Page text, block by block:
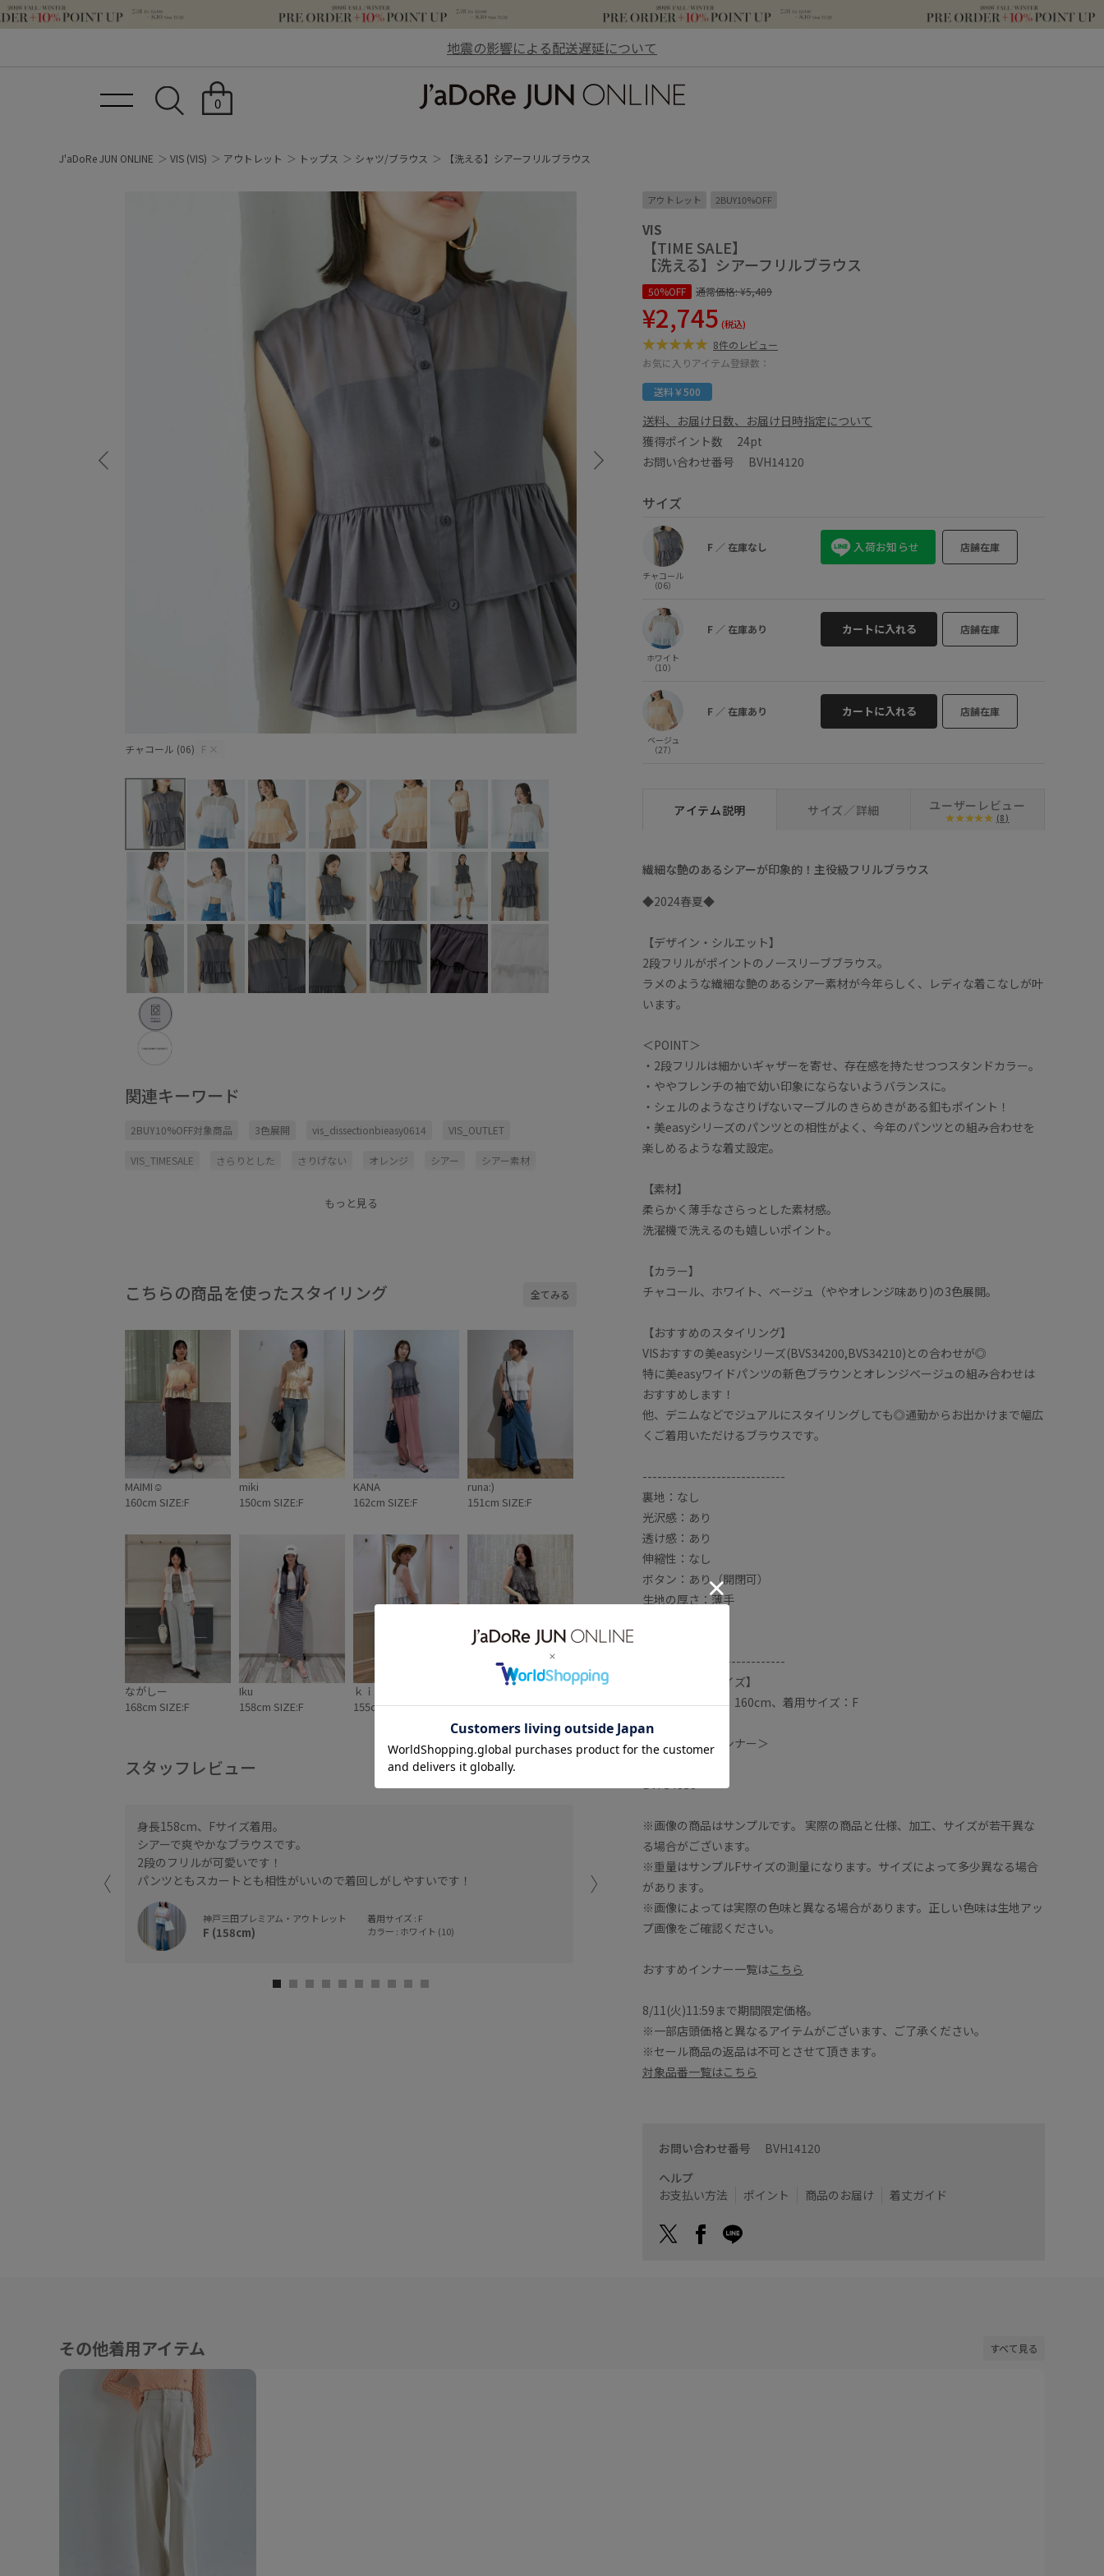
地震の影響による配送遅延について
0
J'aDoRe JUN ONLINE VIS (VIS) アウトレット トップス シャツ/ブラウス 【洗える】シアーフリルブラウス
チャコール (06) F × F○
関連キーワード
2BUY10%OFF対象商品 3色展開 vis_dissectionbieasy0614 VIS_OUTLET
VIS_TIMESALE さらりとした さりげない オレンジ シアー シアー素材
もっと見る
こちらの商品を使ったスタイリング 全てみる
MAIMI☺︎
160cm SIZE:F
miki
150cm SIZE:F
KANA
162cm SIZE:F
runa:)
151cm SIZE:F
ながしー
168cm SIZE:F
Iku
158cm SIZE:F
ｋｉｅ
155cm SIZE:F
157cm SIZE:F
スタッフレビュー
身長158cm、Fサイズ着用。
シアーで爽やかなブラウスです。
2段のフリルが可愛いです！
パンツともスカートとも相性がいいので着回しがしやすいです！
神戸三田プレミアム・アウトレット
F (158cm)
着用サイズ : F
カラー : ホワイト (10)
ウエスト位置の切り替えでスタイルアップできます。
腰が隠れるくらいの長さで、前開きなので羽織りとしても使えます。
鹿児島山形屋
miki (150cm)
アウトレット 2BUY10%OFF
VIS
【TIME SALE】
【洗える】シアーフリルブラウス
50%OFF 通常価格:¥5,489
¥2,745 (税込)
8件のレビュー
お気に入りアイテム登録数：
送料￥500
送料、お届け日数、お届け日時指定について
獲得ポイント数 24pt
お問い合わせ番号 BVH14120
サイズ
チャコール
（06）
F ／ 在庫なし 入荷お知らせ 店舗在庫
ホワイト
（10）
F ／ 在庫あり カートに入れる 店舗在庫
ベージュ
（27）
F ／ 在庫あり カートに入れる 店舗在庫
アイテム説明 サイズ／詳細 ユーザーレビュー
(8)
繊細な艶のあるシアーが印象的！主役級フリルブラウス
◆2024春夏◆
【デザイン・シルエット】
2段フリルがポイントのノースリーブブラウス。
ラメのような繊細な艶のあるシアー素材が今年らしく、レディな着こなしが叶
います。
＜POINT＞
・2段フリルは細かいギャザーを寄せ、存在感を持たせつつスタンドカラー。
・ややフレンチの袖で幼い印象にならないようバランスに。
・シェルのようなさりげないマーブルのきらめきがある釦もポイント！
・美easyシリーズのパンツとの相性がよく、今年のパンツとの組み合わせを
楽しめるような着丈設定。
【素材】
柔らかく薄手なさらっとした素材感。
洗濯機で洗えるのも嬉しいポイント。
【カラー】
チャコール、ホワイト、ベージュ（ややオレンジ味あり)の3色展開。
【おすすめのスタイリング】
VISおすすの美easyシリーズ(BVS34200,BVS34210)との合わせが◎
特に美easyワイドパンツの新色ブラウンとオレンジベージュの組み合わせは
おすすめします！
他、デニムなどでジュアルにスタイリングしても◎通勤からお出かけまで幅広
くご着用いただけるブラウスです。
-----------------------------
裏地：なし
光沢感：あり
透け感：あり
伸縮性：なし
ボタン：あり（開閉可）
生地の厚さ：薄手
-----------------------------
【モデル着用サイズ】
全色モデル身長：160cm、着用サイズ：F
＜モデル着用インナー＞
※画像の商品はサンプルです。 実際の商品と仕様、加工、サイズが若干異な
る場合がございます。
※重量はサンプルFサイズの測量になります。サイズによって多少異なる場合
があります。
※画像によっては実際の色味と異なる場合があります。正しい色味は生地アッ
プ画像をご確認ください。
おすすめインナー一覧はこちら
8/11(火)11:59まで期間限定価格。
※一部店頭価格と異なるアイテムがございます、ご了承ください。
※セール商品の返品は不可とさせて頂きます。
対象品番一覧はこちら
お問い合わせ番号 BVH14120
ヘルプ
お支払い方法
ポイント 商品のお届け 着丈ガイド
その他着用アイテム すべて見る